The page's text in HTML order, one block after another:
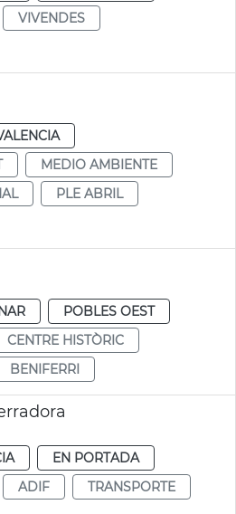
VIVENDES
MEDIO AMBIENTE
PLE ABRIL
POBLES OEST
CENTRE HISTÒRIC
BENIFERRI
EN PORTADA
ADIF
TRANSPORTE